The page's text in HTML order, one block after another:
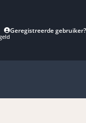
Geregistreerde